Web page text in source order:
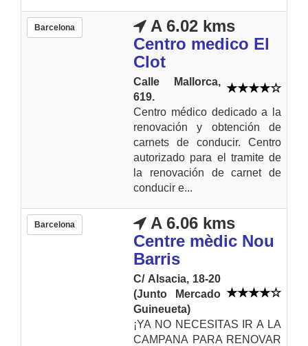
Barcelona
A 6.02 kms
Centro medico El
Clot
Calle Mallorca,
619.
Centro médico dedicado a la
renovación y obtención de
carnets de conducir. Centro
autorizado para el tramite de
la renovación de carnet de
conducir e...
Barcelona
A 6.06 kms
Centre mèdic Nou
Barris
C/ Alsacia, 18-20
(Junto Mercado
Guineueta)
¡YA NO NECESITAS IR A LA
CAMPANA PARA RENOVAR